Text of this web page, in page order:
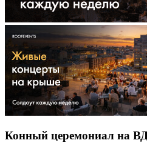
Конный церемониал на